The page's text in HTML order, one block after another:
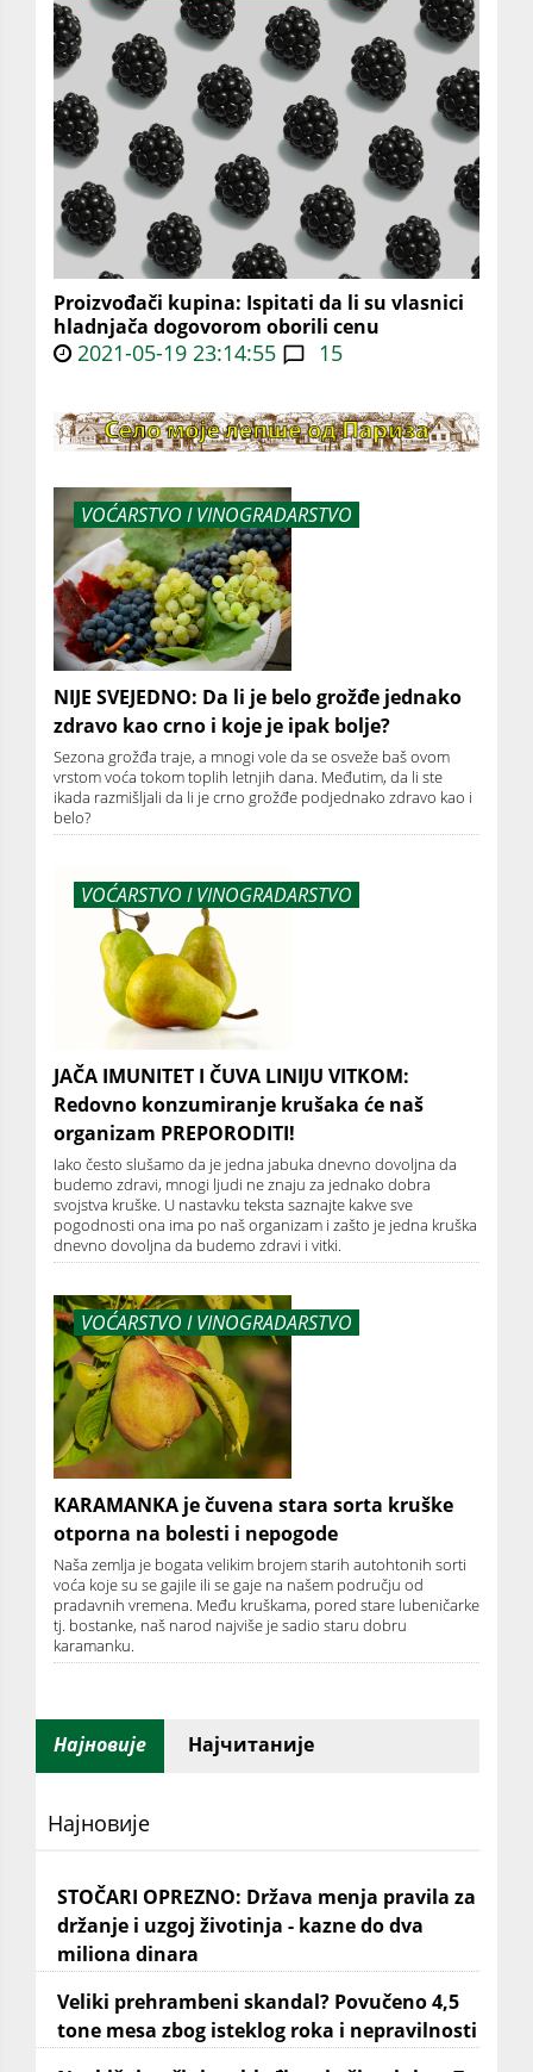
Proizvođači kupina: Ispitati da li su vlasnici
hladnjača dogovorom oborili cenu
2021-05-19 23:14:55 15
VOĆARSTVO I VINOGRADARSTVO
NIJE SVEJEDNO: Da li je belo grožđe jednako
zdravo kao crno i koje je ipak bolje?
Sezona grožđa traje, a mnogi vole da se osveže baš ovom
vrstom voća tokom toplih letnjih dana. Međutim, da li ste
ikada razmišljali da li je crno grožđe podjednako zdravo kao i
belo?
VOĆARSTVO I VINOGRADARSTVO
JAČA IMUNITET I ČUVA LINIJU VITKOM:
Redovno konzumiranje krušaka će naš
organizam PREPORODITI!
Iako često slušamo da je jedna jabuka dnevno dovoljna da
budemo zdravi, mnogi ljudi ne znaju za jednako dobra
svojstva kruške. U nastavku teksta saznajte kakve sve
pogodnosti ona ima po naš organizam i zašto je jedna kruška
dnevno dovoljna da budemo zdravi i vitki.
VOĆARSTVO I VINOGRADARSTVO
KARAMANKA je čuvena stara sorta kruške
otporna na bolesti i nepogode
Naša zemlja je bogata velikim brojem starih autohtonih sorti
voća koje su se gajile ili se gaje na našem području od
pradavnih vremena. Među kruškama, pored stare lubeničarke
tj. bostanke, naš narod najviše je sadio staru dobru
karamanku.
Најновије Најчитаније
Најновије
STOČARI OPREZNO: Država menja pravila za
držanje i uzgoj životinja - kazne do dva
miliona dinara
Veliki prehrambeni skandal? Povučeno 4,5
tone mesa zbog isteklog roka i nepravilnosti